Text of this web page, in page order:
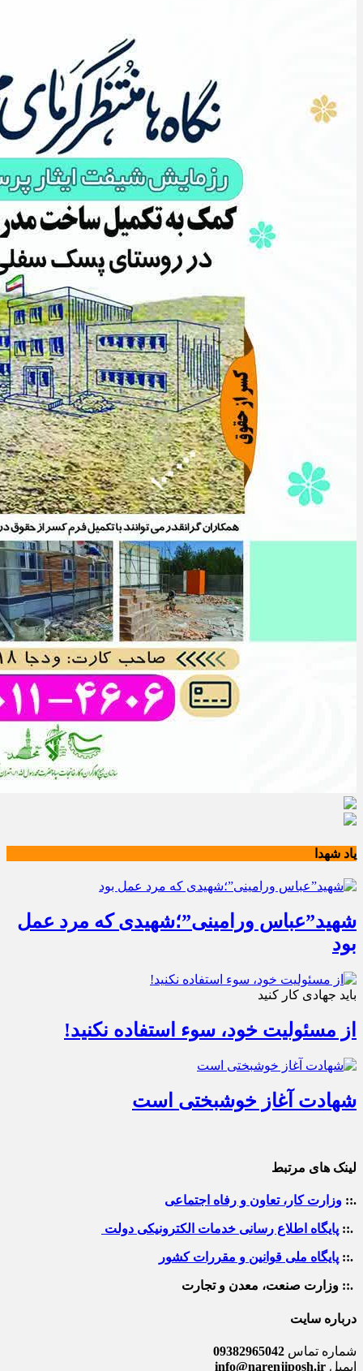
یاد شهدا
شهید”عباس ورامینی”؛شهیدی که مرد عمل
بود
باید جهادی کار کنید
از مسئولیت خود، سوء استفاده نکنید!
شهادت آغاز خوشبختی است
لینک های مرتبط
.:: وزارت کار، تعاون و رفاه اجتماعی
.:: پایگاه اطلاع رسانی خدمات الکترونیکی دولت
.:: پایگاه ملی قوانین و مقررات کشور
.:: وزارت صنعت، معدن و تجارت
درباره سایت
شماره تماس 09382965042
ایمیل info@narenjiposh.ir